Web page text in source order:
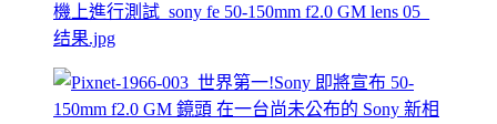
機上進行測試_sony fe 50-150mm f2.0 GM lens 05_
结果.jpg